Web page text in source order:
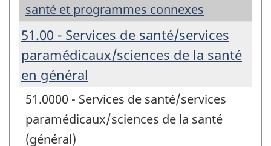
santé et programmes connexes
51.00 - Services de santé/services
paramédicaux/sciences de la santé
en général
51.0000 - Services de santé/services
paramédicaux/sciences de la santé
(général)